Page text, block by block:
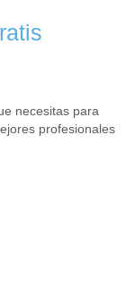
necesitas para
profesionales